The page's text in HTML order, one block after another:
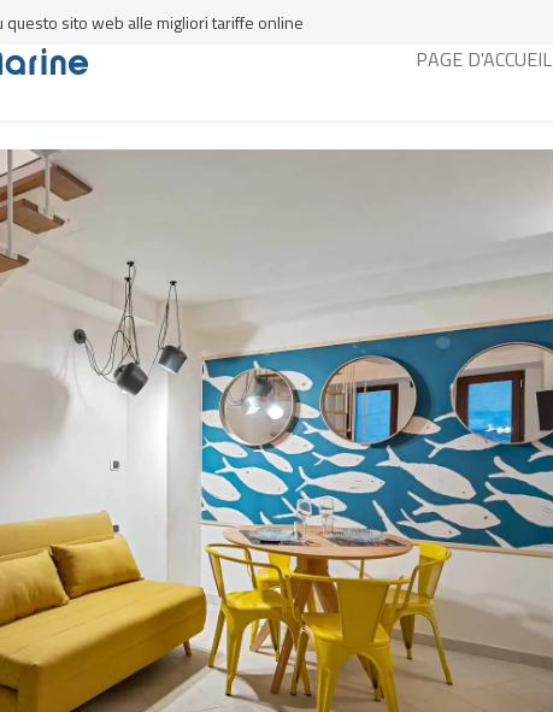
PAGE D'ACCUEIL
sito web alle migliori tariffe online